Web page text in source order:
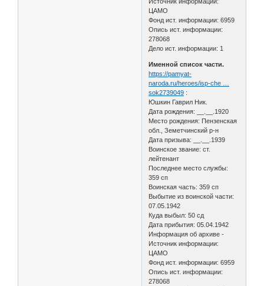
ЦАМО
Фонд ист. информации: 6959
Опись ист. информации:
278068
Дело ист. информации: 1
Именной список части.
https://pamyat-
naroda.ru/heroes/isp-che …
sok2739049 :
Юшкин Гаврил Ник.
Дата рождения: __.__.1920
Место рождения: Пензенская
обл., Земетчинский р-н
Дата призыва: __.__.1939
Воинское звание: ст.
лейтенант
Последнее место службы:
359 сп
Воинская часть: 359 сп
Выбытие из воинской части:
07.05.1942
Куда выбыл: 50 сд
Дата прибытия: 05.04.1942
Информация об архиве -
Источник информации:
ЦАМО
Фонд ист. информации: 6959
Опись ист. информации:
278068